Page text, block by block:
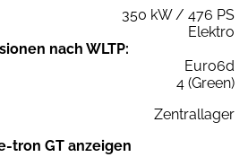
350 kW / 476 PS
Elektro
nach WLTP:
Euro6d
4 (Green)
Zentrallager
tron GT anzeigen